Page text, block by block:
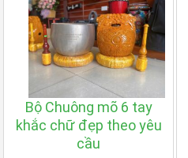
Bộ Chuông mõ 6 tay
khắc chữ đẹp theo yêu
cầu